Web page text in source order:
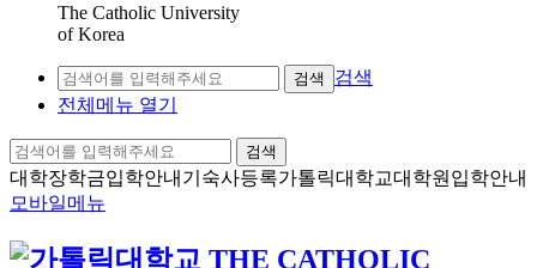
The Catholic University
of Korea
검색
검색
전체메뉴 열기
검색
대학장학금입학안내 기숙사등록가톨릭대학교대학원입학안내
모바일메뉴